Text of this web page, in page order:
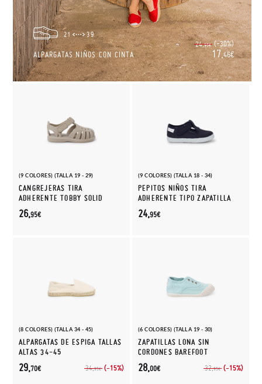
21 39
ALPARGATAS NIÑOS CON CINTA
24,95€ (-30%)
17,46€
(9 COLORES) (TALLA 19 - 29)
CANGREJERAS TIRA
ADHERENTE TOBBY SOLID
26,95€
(9 COLORES) (TALLA 18 - 34)
PEPITOS NIÑOS TIRA
ADHERENTE TIPO ZAPATILLA
24,95€
(8 COLORES) (TALLA 34 - 45)
ALPARGATAS DE ESPIGA TALLAS
ALTAS 34-45
34,95€ (-15%)
29,70€
(6 COLORES) (TALLA 19 - 30)
ZAPATILLAS LONA SIN
CORDONES BAREFOOT
32,95€ (-15%)
28,00€